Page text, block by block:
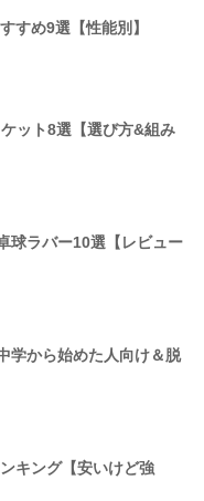
すめ9選【性能別】
ット8選【選び方&組み
球ラバー10選【レビュー
学から始めた人向け＆脱
キング【安いけど強